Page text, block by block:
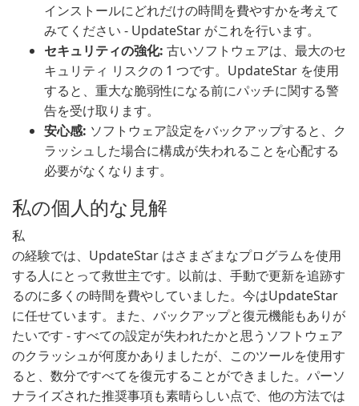
インストールにどれだけの時間を費やすかを考えて
みてください - UpdateStar がこれを行います。
セキュリティの強化: 古いソフトウェアは、最大のセ
キュリティ リスクの 1 つです。UpdateStar を使用
すると、重大な脆弱性になる前にパッチに関する警
告を受け取ります。
安心感: ソフトウェア設定をバックアップすると、ク
ラッシュした場合に構成が失われることを心配する
必要がなくなります。
私の個人的な見解
私
の経験では、UpdateStar はさまざまなプログラムを使用
する人にとって救世主です。以前は、手動で更新を追跡す
るのに多くの時間を費やしていました。今はUpdateStar
に任せています。また、バックアップと復元機能もありが
たいです - すべての設定が失われたかと思うソフトウェア
のクラッシュが何度かありましたが、このツールを使用す
ると、数分ですべてを復元することができました。パーソ
ナライズされた推奨事項も素晴らしい点で、他の方法では